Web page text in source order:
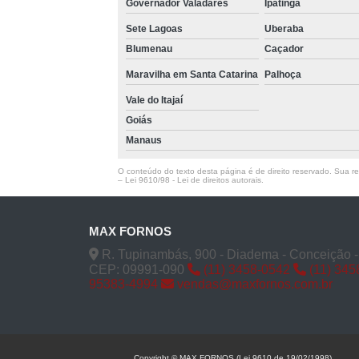
Governador Valadares Ipatinga
Sete Lagoas Uberaba
Blumenau
Caçador
Maravilha em Santa Catarina Palhoça
Vale do Itajaí
Goiás
Manaus
O conteúdo do texto desta página é de direito reservado. Sua
– Lei 9610/98 - Lei de direitos autorais.
MAX FORNOS
R. Tupinambás, 900 - Diadema - Conceição
CEP: 09991-090
(11) 3458-0542 (11)
95383-4994
vendas@maxfornos.com.br